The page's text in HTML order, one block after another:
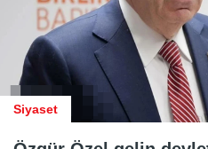
Siyaset